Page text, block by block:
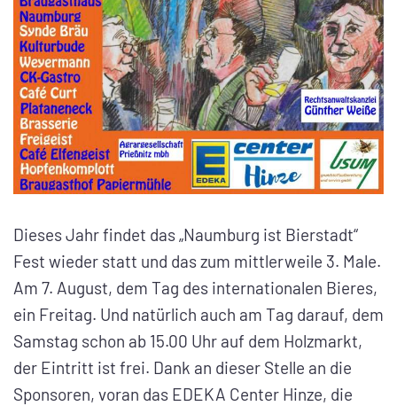
Dieses Jahr findet das „Naumburg ist Bierstadt“
Fest wieder statt und das zum mittlerweile 3. Male.
Am 7. August, dem Tag des internationalen Bieres,
ein Freitag. Und natürlich auch am Tag darauf, dem
Samstag schon ab 15.00 Uhr auf dem Holzmarkt,
der Eintritt ist frei. Dank an dieser Stelle an die
Sponsoren, voran das EDEKA Center Hinze, die